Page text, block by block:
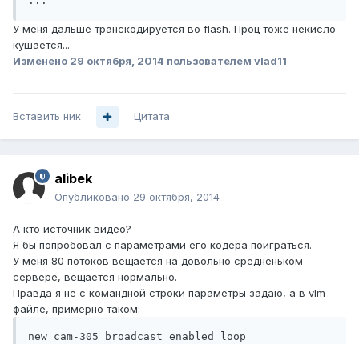
У меня дальше транскодируется во flash. Проц тоже некисло
кушается...
Изменено 29 октября, 2014 пользователем vlad11
Вставить ник Цитата
alibek
Опубликовано 29 октября, 2014
А кто источник видео?
Я бы попробовал с параметрами его кодера поиграться.
У меня 80 потоков вещается на довольно средненьком
сервере, вещается нормально.
Правда я не с командной строки параметры задаю, а в vlm-
файле, примерно таком:
new cam-305 broadcast enabled loop